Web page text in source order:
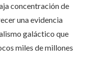
concentración de
una evidencia
galáctico que
miles de millones